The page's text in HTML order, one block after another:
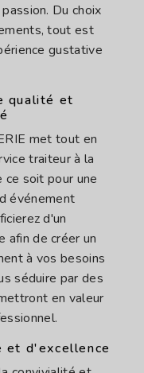
Du choix
tout est
gustative
qualité et
met tout en
traiteur à la
soit pour une
événement
d'un
afin de créer un
à vos besoins
séduire par des
en valeur
et d'excellence